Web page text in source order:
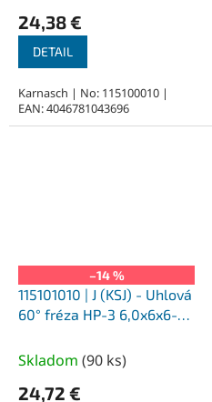
24,38 €
DETAIL
Karnasch | No: 115100010 |
EAN: 4046781043696
–14 %
115101010 | J (KSJ) - Uhlová
60° fréza HP-3 6,0x6x6-50
Skladom (90 ks)
24,72 €